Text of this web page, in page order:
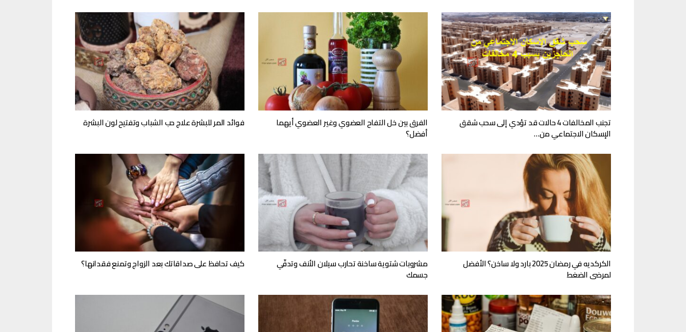
تجنب المخالفات 4 حالات قد تؤدي إلى سحب شقق
الإسكان الاجتماعي من…
الفرق بين خل التفاح العضوي وغير العضوي أيهما
أفضل؟
فوائد المر للبشرة علاج حب الشباب وتفتيح لون البشرة
الكركديه في رمضان 2025 بارد ولا ساخن؟ الأفضل
لمرضى الضغط
مشروبات شتوية ساخنة تحارب سيلان الأنف وتدفّي
جسمك
كيف تحافظ على صداقاتك بعد الزواج وتمنع فقدانها؟